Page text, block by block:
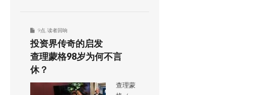
9点 读者回响
投资界传奇的启发
查理蒙格98岁为何不言
休？
查理蒙